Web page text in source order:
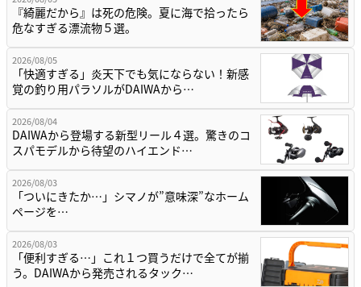
『綺麗だから』は死の危険。夏に海で拾ったら
危なすぎる漂流物５選。
2026/08/05
「快適すぎる」炎天下でも気にならない！新感
覚の釣り用パラソルがDAIWAから…
2026/08/04
DAIWAから登場する新型リール４選。驚きのコ
スパモデルから待望のハイエンド…
2026/08/03
「ついにきたか…」シマノが”意味深”なホーム
ページを…
2026/08/03
「便利すぎる…」これ１つ買うだけで全てが揃
う。DAIWAから発売されるタック…